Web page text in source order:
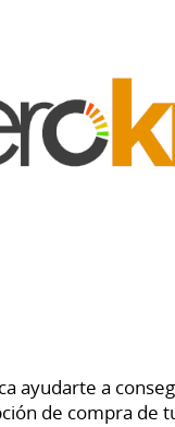
ayudarte a
de compra de